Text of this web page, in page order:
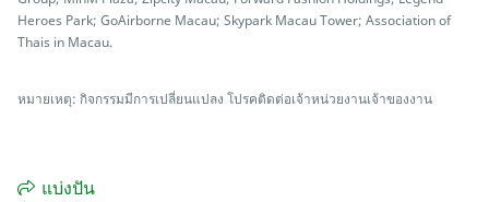
Heroes Park; GoAirborne Macau; Skypark Macau Tower; Association of
Thais in Macau.
หมายเหตุ: กิจกรรมมีการเปลี่ยนแปลง โปรคติดต่อเจ้าหน่วยงานเจ้าของงาน
แบ่งปัน